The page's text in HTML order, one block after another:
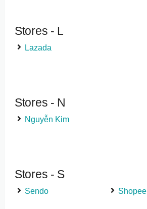
Stores - L
Lazada
Stores - N
Nguyễn Kim
Stores - S
Sendo Shopee